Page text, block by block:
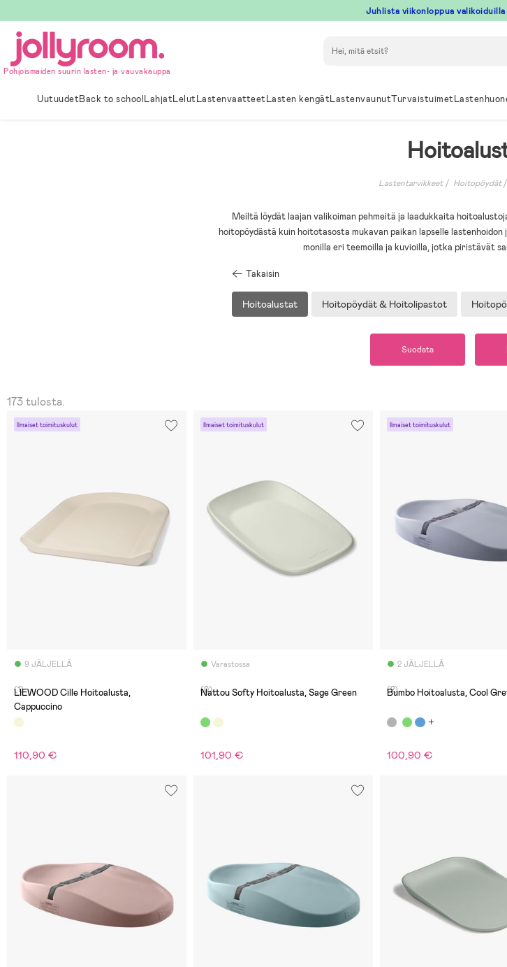
till
innehållet
Juhlista viikonloppua
Pohjoismaiden suurin lasten- ja vauvakauppa
UutuudetBack to schoolLahjatLelutLastenvaatteetLasten kengätLastenvaunutTurvaistuimet
Lastentarvikkeet Hoitopöydät
Meiltä löydät laajan valikoiman pehmeitä ja laadukkaita
hoitopöydästä kuin hoitotasosta mukavan paikan lapselle lastenhoidon
monilla eri teemoilla ja kuvioilla, jotka piristävät
Takaisin
Hoitoalustat Hoitopöydät & Hoitolipastot
Suodata
173 tulosta.
Ilmaiset toimituskulut
9 JÄLJELLÄ
(1)
LIEWOOD Cille Hoitoalusta,
Cappuccino
110,90 €
Ilmaiset toimituskulut
Varastossa
(0)
Nattou Softy Hoitoalusta, Sage Green
101,90 €
Ilmaiset toimituskulut
2 JÄLJELLÄ
(2)
Bumbo Hoitoalusta, Cool
100,90 €